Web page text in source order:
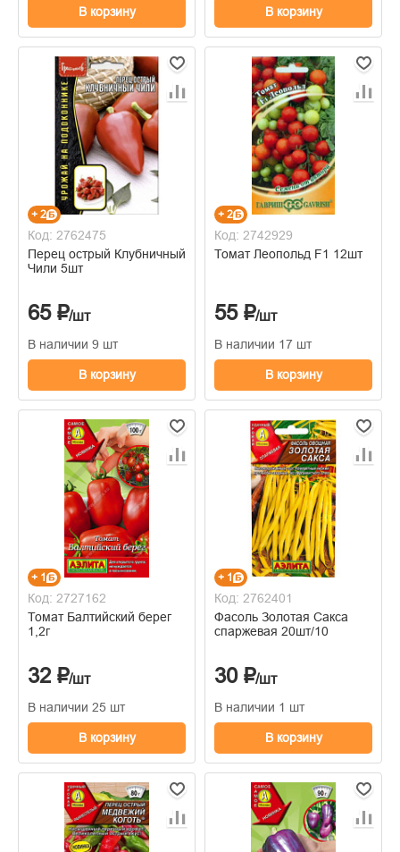
В корзину В корзину
+ 2
Код: 2762475
Перец острый Клубничный
Чили 5шт
65 ₽/шт
В наличии 9 шт
В корзину
+ 2
Код: 2742929
Томат Леопольд F1 12шт
55 ₽/шт
В наличии 17 шт
В корзину
+ 1
Код: 2727162
Томат Балтийский берег
1,2г
32 ₽/шт
В наличии 25 шт
В корзину
+ 1
Код: 2762401
Фасоль Золотая Сакса
спаржевая 20шт/10
30 ₽/шт
В наличии 1 шт
В корзину